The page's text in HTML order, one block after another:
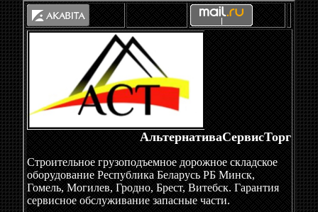
АльтернативаСервисТорг
Строительное грузоподъемное дорожное складское
оборудование Республика Беларусь РБ Минск,
Гомель, Могилев, Гродно, Брест, Витебск. Гарантия
сервисное обслуживание запасные части.